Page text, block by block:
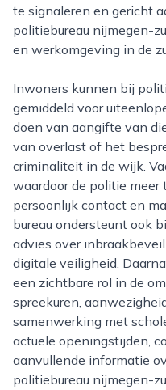
te signaleren en gericht
politiebureau nijmegen-
en werkomgeving in de
Inwoners kunnen bij politiebureau nijmegen-zuid
gemiddeld voor
doen van aangifte van
van overlast of het
criminaliteit in de wijk.
waardoor de politie
persoonlijk contact en
bureau ondersteunt ook
advies over
digitale veiligheid.
een zichtbare rol in de
spreekuren,
samenwerking met
actuele openingstijden,
aanvullende informatie
politiebureau nijmegen-